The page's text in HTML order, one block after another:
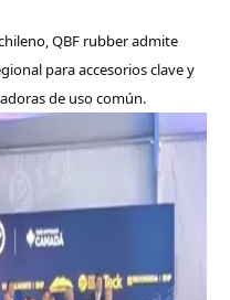
QBF rubberadmite
para accesorios clave y
de uso común.